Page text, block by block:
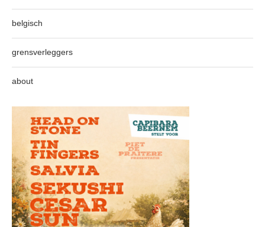
belgisch
grensverleggers
about